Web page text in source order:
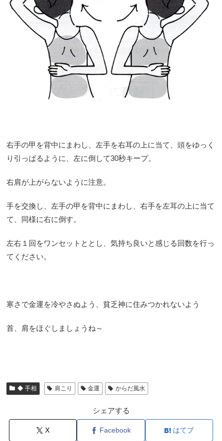
右手の甲を背中にまわし、左手を右耳の上に当て、頭をゆっく
り引っぱるように、左に倒して30秒キープ。
右肩が上がらないように注意。
手を交換し、左手の甲を背中にまわし、右手を左耳の上に当て
て、同様に右に倒す。
左右１回をワンセットととし、気持ち良いと感じる回数を行っ
てください。
寒さで金運を冷やさぬよう、貧乏神に住みつかれないよう
首、肩をほぐしましょうね～
◆ 手相 肩こり 金運 からだ風水
シェアする
X Facebook はてブ